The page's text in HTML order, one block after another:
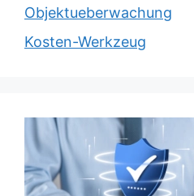
Objektueberwachung
Kosten-Werkzeug